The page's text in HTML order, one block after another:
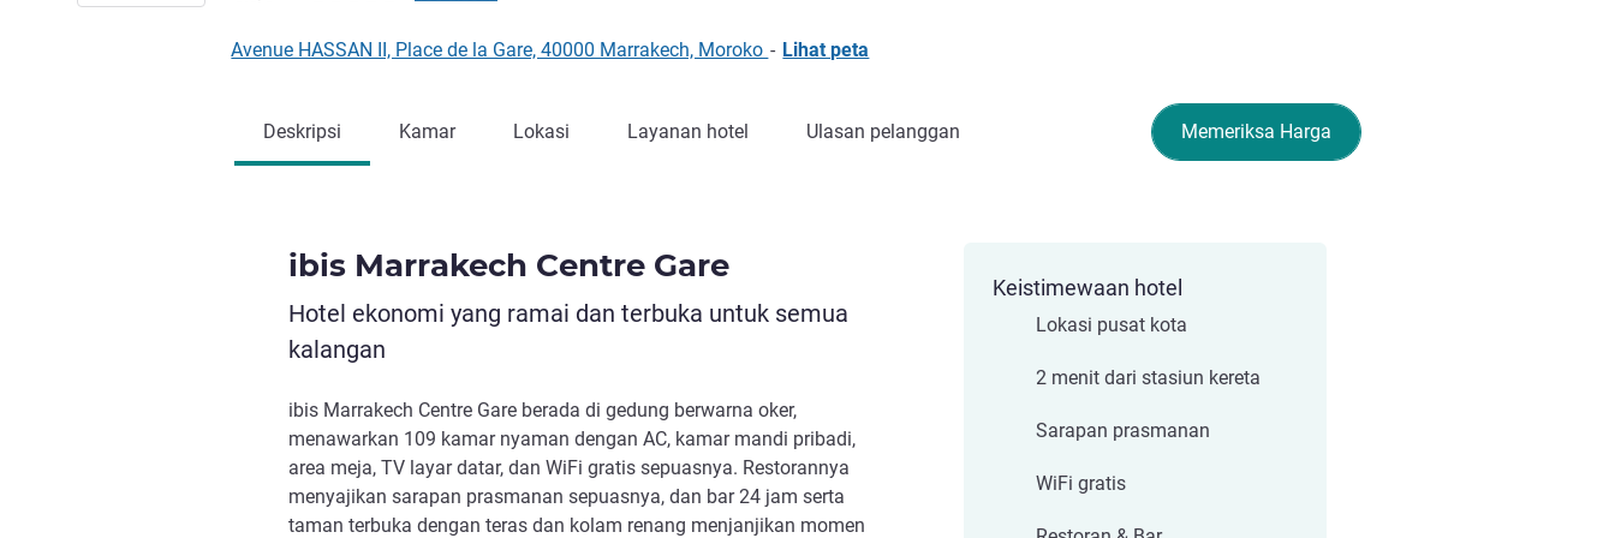
Avenue HASSAN II, Place de la Gare, 40000 Marrakech, Moroko - Lihat peta
Memeriksa Harga
Deskripsi Kamar Lokasi Layanan hotel Ulasan pelanggan
ibis Marrakech Centre Gare
Hotel ekonomi yang ramai dan terbuka untuk semua
kalangan
ibis Marrakech Centre Gare berada di gedung berwarna oker,
menawarkan 109 kamar nyaman dengan AC, kamar mandi pribadi,
area meja, TV layar datar, dan WiFi gratis sepuasnya. Restorannya
menyajikan sarapan prasmanan sepuasnya, dan bar 24 jam serta
taman terbuka dengan teras dan kolam renang menjanjikan momen
Keistimewaan hotel
Lokasi pusat kota
2 menit dari stasiun kereta
Sarapan prasmanan
WiFi gratis